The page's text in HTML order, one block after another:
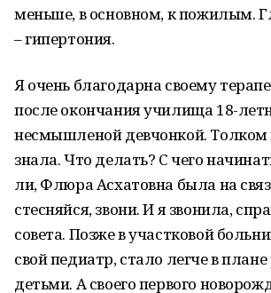
меньше, в основном, к пожилым.
– гипертония.
Я очень благодарна своему
после окончания училища 18-
несмышленой девчонкой. Толком
знала. Что делать? С чего
ли, Флюра Асхатовна была на
стесняйся, звони. И я звонила,
совета. Позже в участковой
свой педиатр, стало легче в
детьми. А своего первого